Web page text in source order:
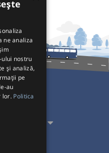
ne analiza
nostru
și analiză,
pe
au
lor. Politica